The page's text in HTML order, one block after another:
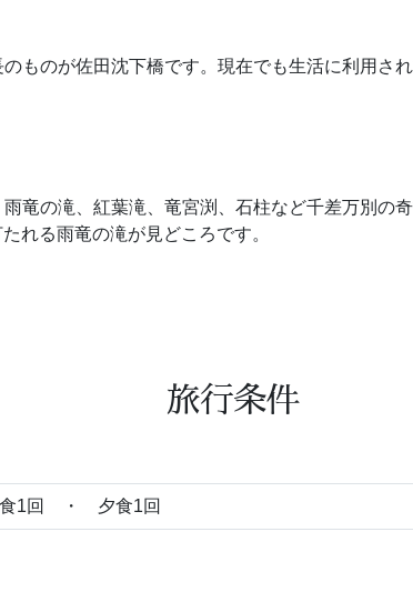
ものが佐田沈下橋です。現在でも生活に利用さ
竜の滝、紅葉滝、竜宮渕、石柱など千差万別の
れる雨竜の滝が見どころです。
旅行条件
1回 ・ 夕食1回